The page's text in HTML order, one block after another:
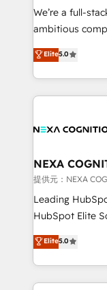
& logistics,
media,
Technical
Solutions and
We’re a full-
ambitious
upgrading and
generating aspect of
HubSpot Elite
nerds who can
experience. Working hand-in-hand with your team,
traffic,
revenue goals. We've worked with thousands of
HubSpot
too! Clients come to us for: Advanced CRM solutions
HubSpot Data
to HubSpot
Elite5.0
NEXA
提供元：NEXA
Leading
HubSpot Elite
ranks in the top
has been one
2012. We
potential of
Elite5.0